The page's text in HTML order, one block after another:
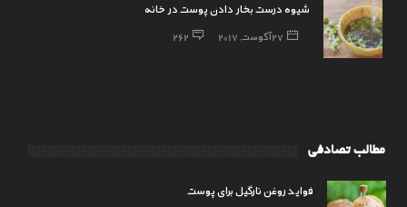
شیوه درست بخار دادن پوست در خانه
27 آگوست, 2017 262
مطالب تصادفی
فواید روغن نارگیل برای پوست